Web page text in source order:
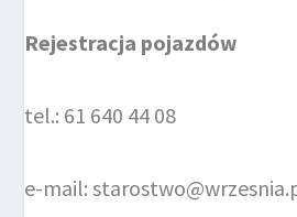
Rejestracja pojazdów
tel.: 61 640 44 08
e-mail: